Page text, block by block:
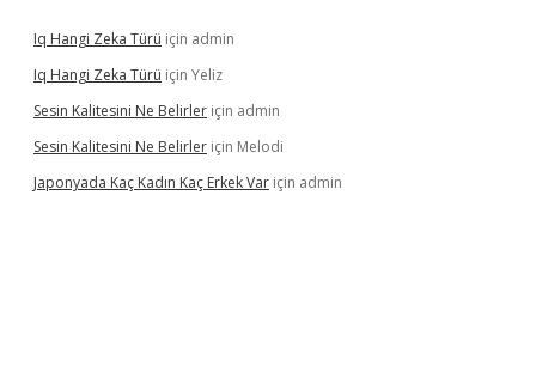
Iq Hangi Zeka Türü için admin
Iq Hangi Zeka Türü için Yeliz
Sesin Kalitesini Ne Belirler için admin
Sesin Kalitesini Ne Belirler için Melodi
Japonyada Kaç Kadın Kaç Erkek Var için admin